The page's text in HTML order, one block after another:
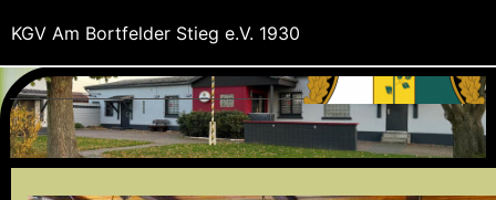
KGV Am Bortfelder Stieg e.V. 1930